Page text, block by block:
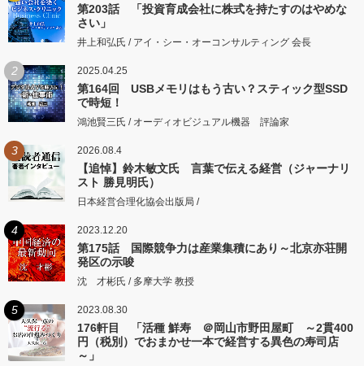
第203話 「投資育成会社に株式を持たすのはやめな
さい」
井上和弘氏 / アイ・シー・オーコンサルティング 会長
2 2025.04.25
第164回 USBメモリはもう古い？スティック型SSD
で時短！
鴻池賢三氏 / オーディオビジュアル機器 評論家
3 2026.08.4
【追悼】鈴木敏文氏 言葉で伝える経営（ジャーナリ
スト 勝見明氏）
日本経営合理化協会出版局 /
4 2023.12.20
第175話 国際競争力は産業集積にあり～北京亦荘開
発区の示唆
沈 才彬氏 / 多摩大学 教授
5 2023.08.30
176軒目 「活種 鮮寿 ＠岡山市野田屋町 ～2貫400
円（税別）でおまかせ一本で経営する異色の寿司店
～」